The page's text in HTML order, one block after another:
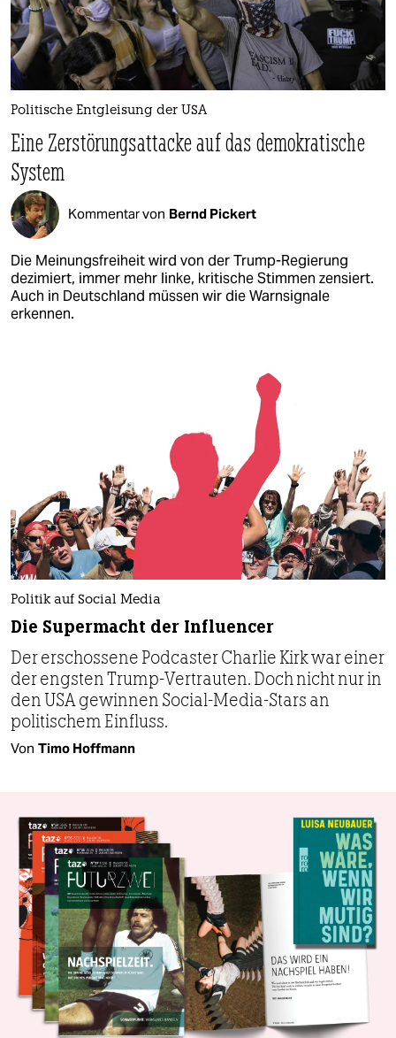
Politische Entgleisung der USA
Eine Zerstörungsattacke auf das demokratische
System
Kommentar von Bernd Pickert
Die Meinungsfreiheit wird von der Trump-Regierung
dezimiert, immer mehr linke, kritische Stimmen zensiert.
Auch in Deutschland müssen wir die Warnsignale
erkennen.
Politik auf Social Media
Die Supermacht der Influencer
Der erschossene Podcaster Charlie Kirk war einer
der engsten Trump-Vertrauten. Doch nicht nur in
den USA gewinnen Social-Media-Stars an
politischem Einfluss.
Von Timo Hoffmann